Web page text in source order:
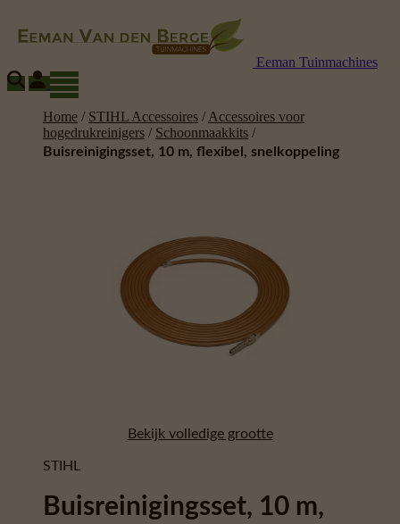
Eeman Tuinmachines
Home / STIHL Accessoires / Accessoires voor
hogedrukreinigers / Schoonmaakkits /
Buisreinigingsset, 10 m, flexibel, snelkoppeling
Bekijk volledige grootte
STIHL
Buisreinigingsset, 10 m,